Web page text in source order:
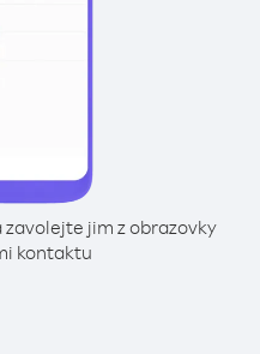
jim z obrazovky
kontaktu